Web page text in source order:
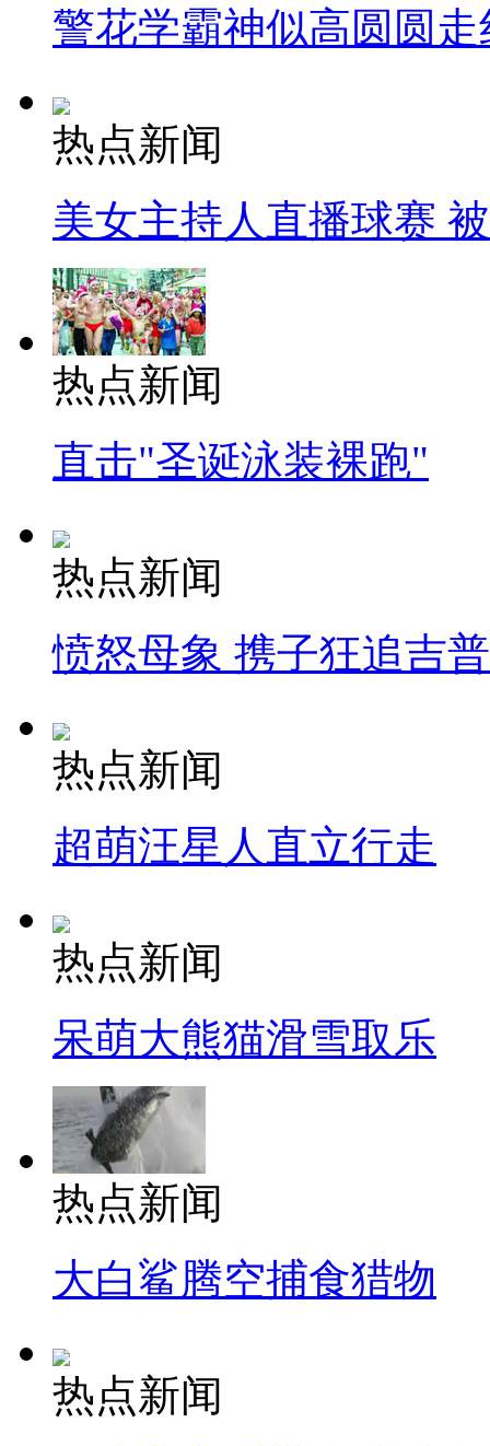
警花学霸神似高圆圆走
热点新闻
美女主持人直播球赛
热点新闻
直击"圣诞泳装裸跑"
热点新闻
愤怒母象 携子狂追吉
热点新闻
超萌汪星人直立行走
热点新闻
呆萌大熊猫滑雪取乐
热点新闻
大白鲨腾空捕食猎物
热点新闻